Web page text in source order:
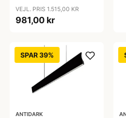
VEJL. PRIS 1.515,00 KR
981,00 kr
SPAR 39%
ANTIDARK